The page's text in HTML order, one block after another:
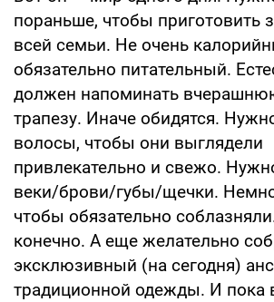
пораньше, чтобы приготовить
всей семьи. Не очень
обязательно питательный.
должен напоминать
трапезу. Иначе обидятся.
волосы, чтобы они выглядели
привлекательно и свежо.
веки/брови/губы/щечки.
чтобы обязательно
конечно. А еще желательно
эксклюзивный (на сегодня)
традиционной одежды. И пока